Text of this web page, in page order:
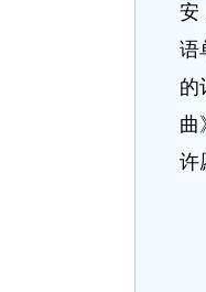
安
语
的
曲
许